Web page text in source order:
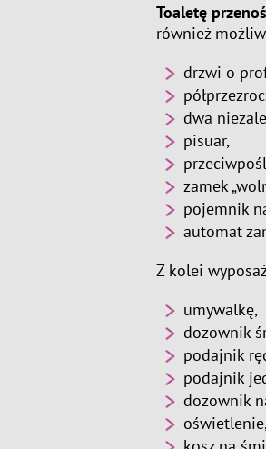
Toaletę
również
drzwi o
dwa
pisuar,
zamek
pojemnik
automat
Z kolei
umywalkę,
dozownik
podajnik
podajnik
dozownik